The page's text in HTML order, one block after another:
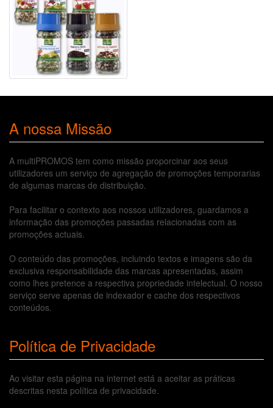
A nossa Missão
A multiPROMOS tem como missão proporcinar aos seus
utilizadores um serviço de agregação de promoções temporarias
de algumas marcas de distribuição.
Para facilitar o contexto aos nossos utilizadores, guardamos a
informação das promoções passadas relacionadas com as
promoções actuais.
O conteúdo das promoções, incluindo textos e imagens são da
exclusiva responsabilidade das marcas apresentadas, assim
como lhes pretence a respectiva propriedade intelectual. O nosso
serviço serve apenas de indexador e cache dos respectivos
conteúdos.
Política de Privacidade
Ao visitar esta página na internet está a aceitar as práticas
descritas nesta política de privacidade.